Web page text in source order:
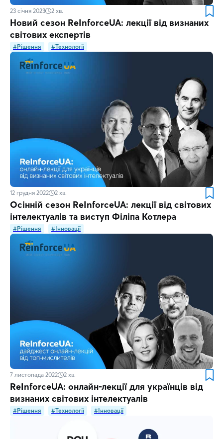
23 січня 2023 2 хв.
Новий сезон ReІnforceUA: лекції від визнаних
світових експертів
#Рішення #Технології
12 грудня 2022 2 хв.
Осінній сезон ReІnforceUA: лекції від світових
інтелектуалів та виступ Філіпа Котлера
#Рішення #Інновації
7 листопада 2022 2 хв.
ReІnforceUA: онлайн-лекції для українців від
визнаних світових інтелектуалів
#Рішення #Технології #Інновації